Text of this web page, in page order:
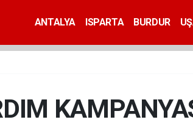
ANTALYA ISPARTA BURDUR